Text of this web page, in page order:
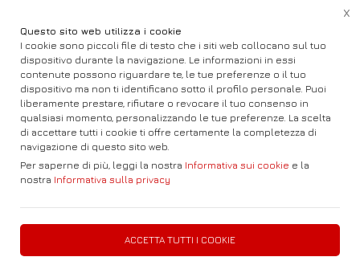
Questo sito web utilizza i cookie
I cookie sono piccoli file di testo che i siti web collocano sul tuo
dispositivo durante la navigazione. Le informazioni in essi
contenute possono riguardare te, le tue preferenze o il tuo
dispositivo ma non ti identificano sotto il profilo personale. Puoi
liberamente prestare, rifiutare o revocare il tuo consenso in
qualsiasi momento, personalizzando le tue preferenze. La scelta
di accettare tutti i cookie ti offre certamente la completezza di
navigazione di questo sito web.
Per saperne di più, leggi la nostra Informativa sui cookie e la
nostra Informativa sulla privacy
ACCETTA TUTTI I COOKIE
X
Home Auto e Fuoristrada Cupra
Visitando il nostro parco troverete AUTO